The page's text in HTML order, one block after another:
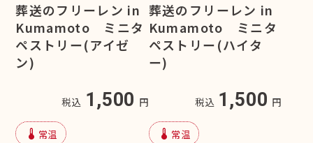
葬送のフリーレン in
Kumamoto ミニタ
ペストリー(アイゼ
ン)
税込 1,500 円
device_thermostat 常温
葬送のフリーレン in
Kumamoto ミニタ
ペストリー(ハイタ
ー)
税込 1,500 円
device_thermostat 常温